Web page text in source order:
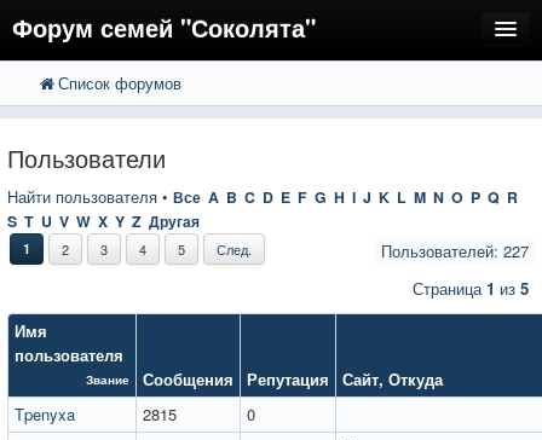
Форум семей "Соколята"
FAQ
Вход
Список форумов
Пользователи
Найти пользователя • Все A B C D E F G H I J K L M N O P Q R
S T U V W X Y Z Другая
Пользователей: 227
1 2 3 4 5 След.
Страница1 из 5
Имя
пользователя
Звание Сообщения Репутация Сайт, Откуда
Tpenyxa
2815
0